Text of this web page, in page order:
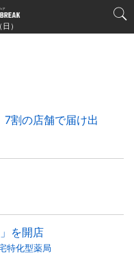
）
7割の店舗で届け出
を開店
特化型薬局